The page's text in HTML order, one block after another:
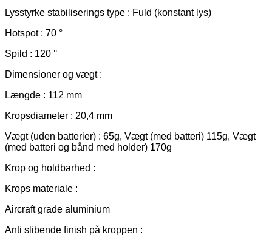
Lysstyrke stabiliserings type : Fuld (konstant lys)
Hotspot : 70 °
Spild : 120 °
Dimensioner og vægt :
Længde : 112 mm
Kropsdiameter : 20,4 mm
Vægt (uden batterier) : 65g, Vægt (med batteri) 115g, Vægt
(med batteri og bånd med holder) 170g
Krop og holdbarhed :
Krops materiale :
Aircraft grade aluminium
Anti slibende finish på kroppen :